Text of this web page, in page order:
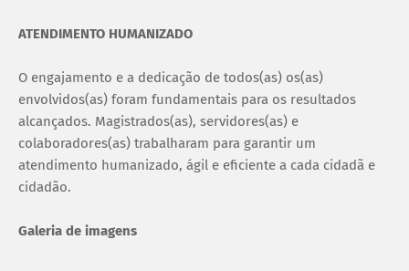
ATENDIMENTO HUMANIZADO
O engajamento e a dedicação de todos(as) os(as)
envolvidos(as) foram fundamentais para os resultados
alcançados. Magistrados(as), servidores(as) e
colaboradores(as) trabalharam para garantir um
atendimento humanizado, ágil e eficiente a cada cidadã e
cidadão.
Galeria de imagens